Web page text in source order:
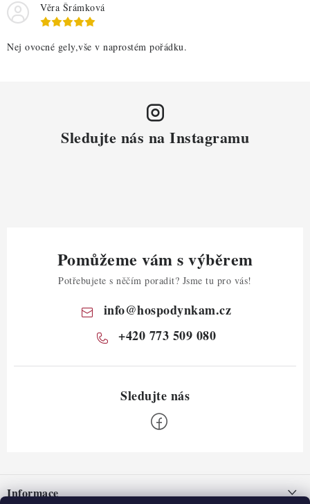
Věra Šrámková
Nej ovocné gely,vše v naprostém pořádku.
Sledujte nás na Instagramu
Pomůžeme vám s výběrem
Potřebujete s něčím poradit? Jsme tu pro vás!
info@hospodynkam.cz
+420 773 509 080
Informace